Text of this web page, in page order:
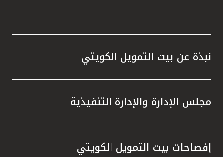
نبذة عن بيت التمويل الكويتي
مجلس الإدارة والإدارة التنفيذية
إفصاحات بيت التمويل الكويتي